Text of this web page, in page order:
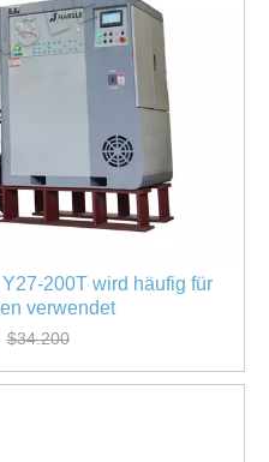
200T wird häufig für
verwendet
$34.200